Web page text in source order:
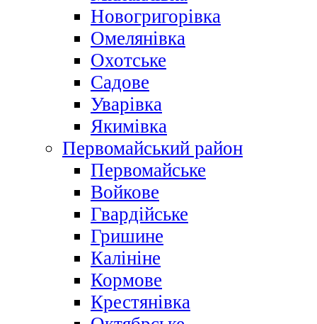
Новогригорівка
Омелянівка
Охотське
Садове
Уварівка
Якимівка
Первомайський район
Первомайське
Войкове
Гвардійське
Гришине
Калініне
Кормове
Крестянівка